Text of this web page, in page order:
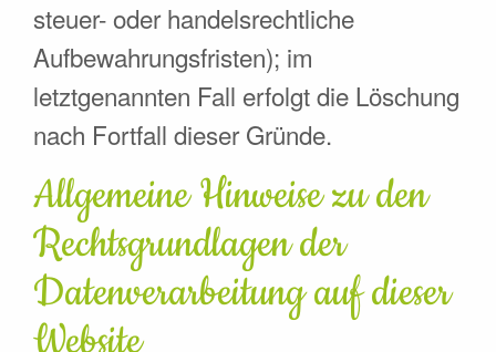
steuer- oder handelsrechtliche
Aufbewahrungsfristen); im
letztgenannten Fall erfolgt die Löschung
nach Fortfall dieser Gründe.
Allgemeine Hinweise zu den
Rechtsgrundlagen der
Datenverarbeitung auf dieser